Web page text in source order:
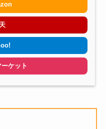
ケット